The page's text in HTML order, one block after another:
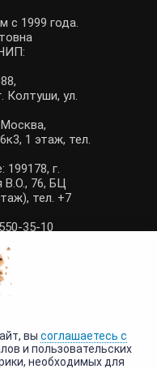
с 1999 года.
Колтуши, ул.
1 этаж, тел.
г.
В.О., 76, БЦ
тел. +7
35-10
(общие
(жалобы)
0003424
вы соглашаетесь с
и пользовательских
необходимых для